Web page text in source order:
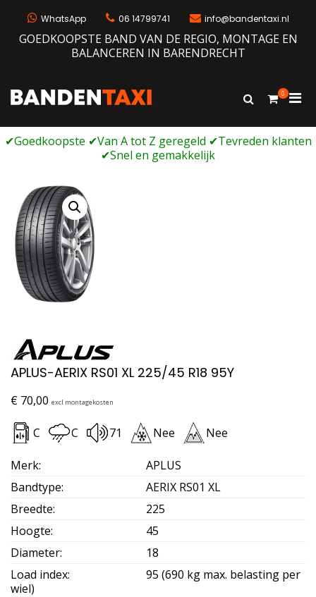
WhatsApp 06 14799741 info@bandentaxi.nl
GOEDKOOPSTE BAND VAN DE REGIO, MONTAGE EN
BALANCEREN IN BARENDRECHT
Bandengarage met eigen webshop
Toon
0
voor
APLUS-AERIX RS01 XL 225/45 R18 95Y
€ 70,00 excl montagekosten
C C 71 Nee Nee
Merk:
APLUS
Bandtype:
AERIX RS01 XL
Breedte:
225
Hoogte:
45
Diameter:
18
Load index:
95 (690 kg max. belasting per
wiel)